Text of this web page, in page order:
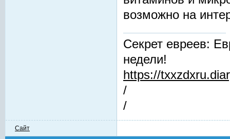
возможно на
Секрет евреев:
недели!
https://
/
/
Сайт